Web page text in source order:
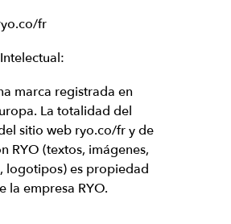
fr
marca registrada en
La totalidad del
sitio web ryo.co/fr y de
RYO (textos, imágenes,
logotipos) es propiedad
la empresa RYO.